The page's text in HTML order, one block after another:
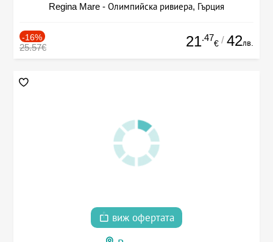
Regina Mare - Олимпийска ривиера, Гърция
-16%
25.57€ 21.47
€ / 42лв.
виж офертата